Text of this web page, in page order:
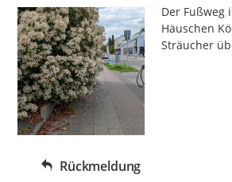
Der Fußweg
Häuschen
Sträucher
Rückmeldung